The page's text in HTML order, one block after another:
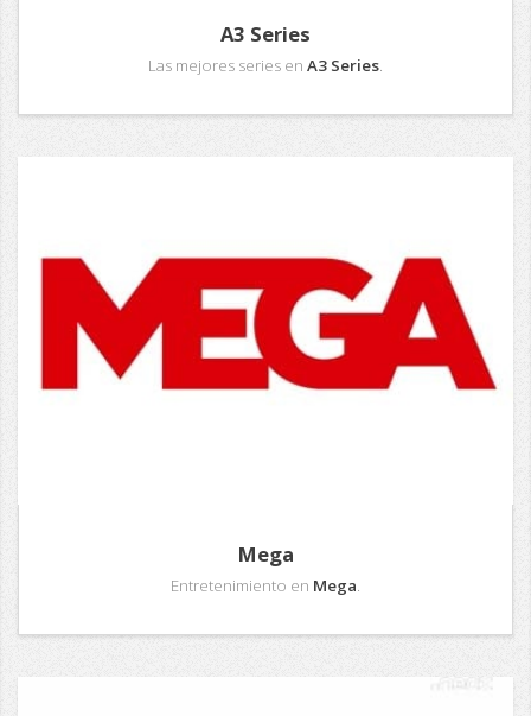
A3 Series
Las mejores series en A3 Series.
Mega
Entretenimiento en Mega.